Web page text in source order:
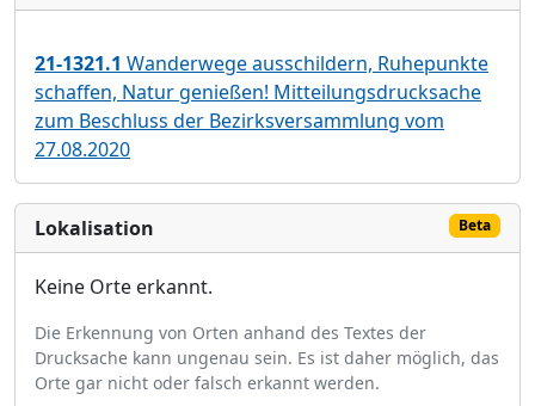
21-1321.1 Wanderwege ausschildern, Ruhepunkte
schaffen, Natur genießen! Mitteilungsdrucksache
zum Beschluss der Bezirksversammlung vom
27.08.2020
Lokalisation Beta
Keine Orte erkannt.
Die Erkennung von Orten anhand des Textes der
Drucksache kann ungenau sein. Es ist daher möglich, das
Orte gar nicht oder falsch erkannt werden.